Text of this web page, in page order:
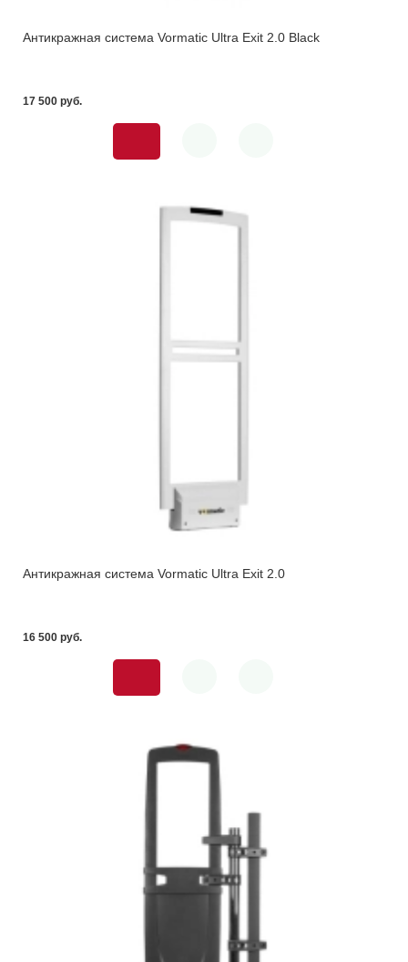
Антикражная система Vormatic Ultra Exit 2.0 Black
17 500 pуб.
Антикражная система Vormatic Ultra Exit 2.0
16 500 pуб.